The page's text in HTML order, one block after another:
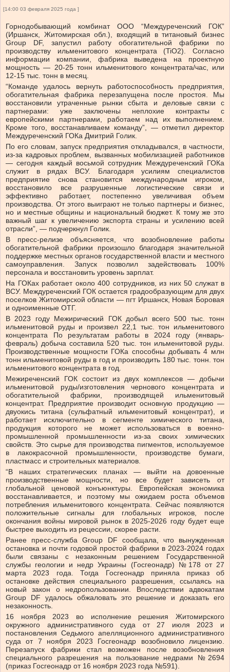
[14:00 03 февраля 2025 года ]
Горнодобывающий комбинат ООО “Междуреченский ГОК”
(Иршанск, Житомирская обл.), входящий в титановый бизнес
Group DF, запустил работу обогатительной фабрики по
производству ильменитового концентрата (TiO2). Согласно
информации компании, фабрика выведена на проектную
мощность — 20-25 тонн ильменитового концентрата/час, или
12-15 тыс. тонн в месяц.
“Команде удалось вернуть работоспособность предприятия,
обогатительная фабрика перезапущена после простоя. Мы
восстановили утраченные рынки сбыта и деловые связи с
партнерами: уже заключены неплохие контракты с
европейскими партнерами, работаем над их выполнением.
Кроме того, восстанавливаем команду”, — отметил директор
Междуреченский ГОКа Дмитрий Голик.
По его словам, запуск предприятия откладывался, в частности,
из-за кадровых проблем, вызванных мобилизацией работников
— сегодня каждый восьмой сотрудник Междуреченский ГОКа
служит в рядах ВСУ. Благодаря усилиям специалистов
предприятие снова становится международным игроком,
восстановило все разрушенные логистические связи и
эффективно работает, постепенно увеличивая объем
производства. От этого выиграют не только партнеры и бизнес,
но и местные общины и национальный бюджет. К тому же это
важный шаг к увеличению экспорта страны и усилению всей
отрасли”, — подчеркнул Голик.
В пресс-релизе объясняется, что возобновление работы
обогатительной фабрики произошло благодаря значительной
поддержке местных органов государственной власти и местного
самоуправления. Запуск позволил задействовать 100%
персонала и восстановить уровень зарплат.
На ГОКах работает около 400 сотрудников, из них 50 служат в
ВСУ. Междуреченский ГОК остается градообразующим для двух
поселков Житомирской области — пгт Иршанск, Новая Боровая
и одноименные ОТГ.
В 2023 году Межирический ГОК добыл всего 500 тыс. тонн
ильменитовой руды и произвел 22,1 тыс. тон ильменитового
концентрата По результатам работы в 2024 году (январь-
февраль) добыча составила 520 тыс. тон ильменитовой руды.
Производственные мощности ГОКа способны добывать 4 млн
тонн ильменитовой руды в год и производить 180 тыс. тонн. тон
ильменитового концентрата в год.
Межиреченский ГОК состоит из двух комплексов — добычи
ильменитовой руды/изготовления чернового концентрата и
обогатительной фабрики, производящей ильменитовый
концентрат. Предприятие производит основную продукцию —
двуокись титана (сульфатный ильменитовый концентрат), и
работает исключительно в сегменте химического титана,
продукция которого не может использоваться в военно-
промышленной промышленности из-за своих химических
свойств. Это сырье для производства пигментов, используемое
в лакокрасочной промышленности, производстве бумаги,
пластмасс и строительных материалов.
“В наших стратегических планах — выйти на довоенные
производственные мощности, но все будет зависеть от
глобальной ценовой конъюнктуры. Европейская экономика
восстанавливается, и поэтому мы ожидаем роста объемов
потребления ильменитового концентрата. Сейчас появляются
положительные сигналы для глобальных игроков, после
окончания войны мировой рынок в 2025-2026 году будет еще
быстрее выходить из рецессии, скорее расти.
Ранее пресс-служба Group DF сообщала, что вынужденная
остановка и почти годовой простой фабрики в 2023-2024 годах
были связаны с незаконным решением Государственной
службы геологии и недр Украины (Госгеонадр) №178 от 27
марта 2023 года. Тогда Госгеонадр приняла приказ об
остановке действия специального разрешения, ссылаясь на
новый закон о недропользовании. Впоследствии адвокатам
Group DF удалось обжаловать это решение и доказать его
незаконность.
16 ноября 2023 во исполнение решения Житомирского
окружного административного суда от 27 июля 2023 и
постановления Седьмого апелляционного административного
суда от 7 ноября 2023 Госгеонадр возобновило лицензию.
Перезапуск фабрики стал возможен после возобновления
специального разрешения на пользование недрами №2694
(приказ Госгеонадр от 16 ноября 2023 года №591).